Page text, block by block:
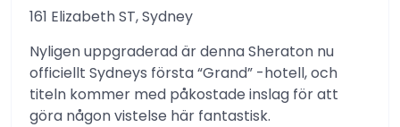
161 Elizabeth ST, Sydney
Nyligen uppgraderad är denna Sheraton nu
officiellt Sydneys första “Grand” -hotell, och
titeln kommer med påkostade inslag för att
göra någon vistelse här fantastisk.